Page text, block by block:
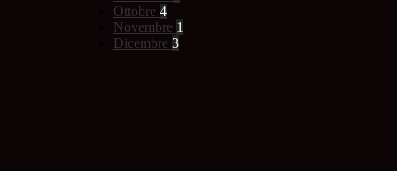
Ottobre 4
Novembre 1
Dicembre 3